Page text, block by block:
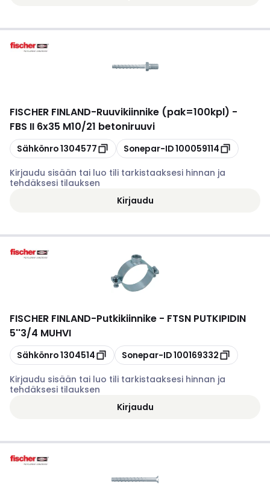
FISCHER FINLAND-Ruuvikiinnike (pak=100kpl) -
FBS II 6x35 M10/21 betoniruuvi
Kopioi
Sähkönro1304577 Kopioi
Sonepar-ID100059114
Kirjaudu sisään tai luo tili tarkistaaksesi hinnan ja
tehdäksesi tilauksen
Kirjaudu
FISCHER FINLAND-Putkikiinnike - FTSN PUTKIPIDIN
5''3/4 MUHVI
Kopioi
Sähkönro1304514 Kopioi
Sonepar-ID100169332
Kirjaudu sisään tai luo tili tarkistaaksesi hinnan ja
tehdäksesi tilauksen
Kirjaudu